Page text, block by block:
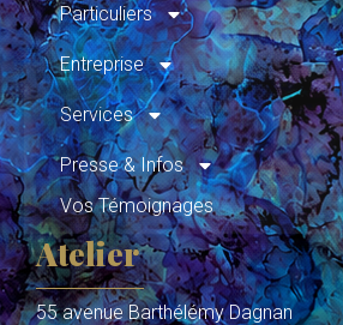
Particuliers
Entreprise
Services
Presse & Infos
Vos Témoignages
Atelier
55 avenue Barthélémy Dagnan